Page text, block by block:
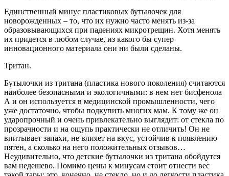
Единственный минус пластиковых бутылочек для
новорожденных ‒ то, что их нужно часто менять из-за
образовывающихся при падениях микротрещин. Хотя менять
их придется в любом случае, из какого бы супер
инновационного материала они ни были сделаны.
Тритан.
Бутылочки из тритана (пластика нового поколения) считаются
наиболее безопасными и экологичными: в нем нет бисфенола
А и он используется в медицинской промышленности, чего
уже достаточно, чтобы подкупить многих мам. К тому же он
ударопрочный и очень привлекательно выглядит: от стекла по
прозрачности и на ощупь практически не отличить! Он не
впитывает запахи, не влияет на вкус, устойчив к появлению
пятен, а сколько на него положительных отзывов…
Неудивительно, что детские бутылочки из тритана обойдутся
вам недешево. Помимо цены к минусам стоит отнести вес